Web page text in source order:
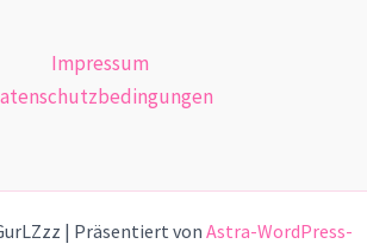
Impressum
| Präsentiert von Astra-WordPress-